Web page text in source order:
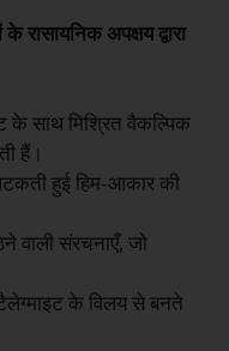
अपक्षय द्वारा
के साथ मिश्रित वैकल्पिक
हैं।
हुई हिम-आकार की
वाली संरचनाएँ, जो
के विलय से बनते